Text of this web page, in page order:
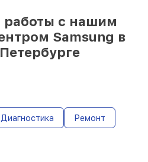
работы с нашим
Samsung в
Диагностика Ремонт